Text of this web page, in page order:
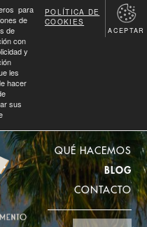
QUÉ HACEMOS
BLOG
CONTACTO
para
de
de
con
y
les
hacer
sus
POLÍTICA DE
COOKIES
ACEPTAR